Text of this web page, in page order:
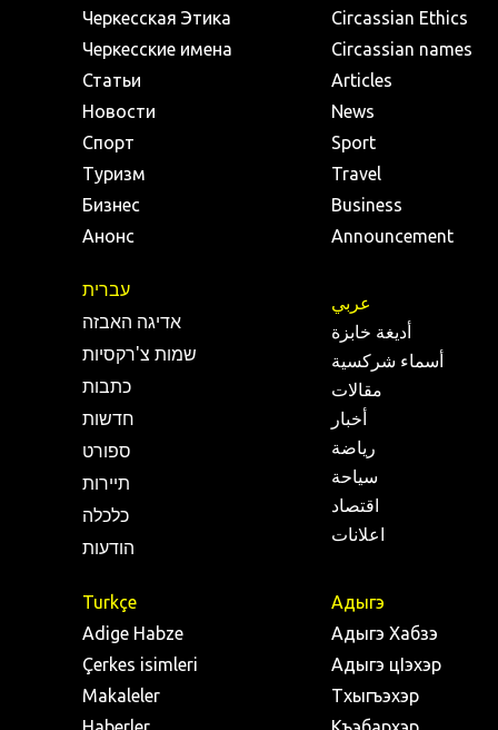
Черкесская Этика
Черкесские имена
Статьи
Новости
Спорт
Туризм
Бизнес
Анонс
Circassian Ethics
Circassian names
Articles
News
Sport
Travel
Business
Announcement
עברית
אדיגה האבזה
שמות צ'רקסיות
כתבות
חדשות
ספורט
תיירות
כלכלה
הודעות
عربي
أديغة خابزة
أسماء شركسية
مقالات
أخبار
رياضة
سياحة
اقتصاد
اعلانات
Turkçe
Adige Habze
Çerkes isimleri
Makaleler
Адыгэ
Адыгэ Хабзэ
Адыгэ цIэхэр
Тхыгъэхэр